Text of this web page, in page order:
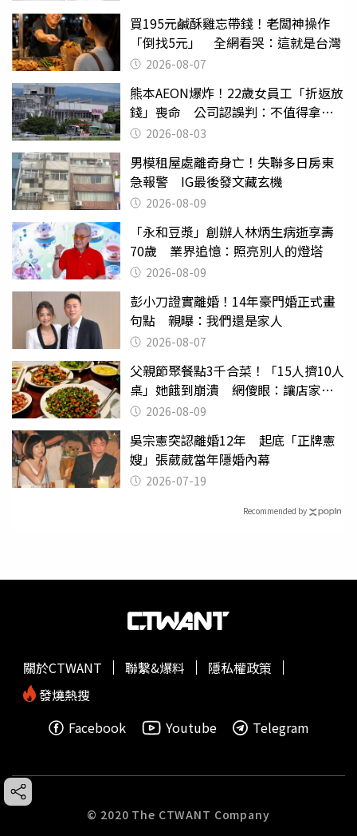
買195元鹹酥雞忘帶錢！老闆神操作
「倒找5元」 全網看哭：這就是台灣
2026-08-07
熊本AEON爆炸！22歲女員工「折返放
錢」喪命 公司認誤判：不值得拿命
換 2026-08-03
男模租屋處離奇身亡！失聯多日房東
急報警 IG最後發文藏玄機
2026-08-09
「永和豆漿」創辦人林炳生病逝享壽
70歲 業界追憶：照亮別人的燈塔
2026-08-09
彭小刀證實離婚！14年豪門婚正式畫
句點 親曝：我們還是家人
2026-08-07
父親節聚餐點3千合菜！「15人擠10人
桌」她餓到崩潰 網傻眼：讓店家看
笑話2026-08-09
吳宗憲突認離婚12年 起底「正牌憲
嫂」張葳葳當年隱婚內幕
2026-07-19
Recommended by
關於CTWANT 聯繫&爆料
隱私權政策
發燒熱搜
Facebook
Youtube Telegram
© 2020 The CTWANT Company